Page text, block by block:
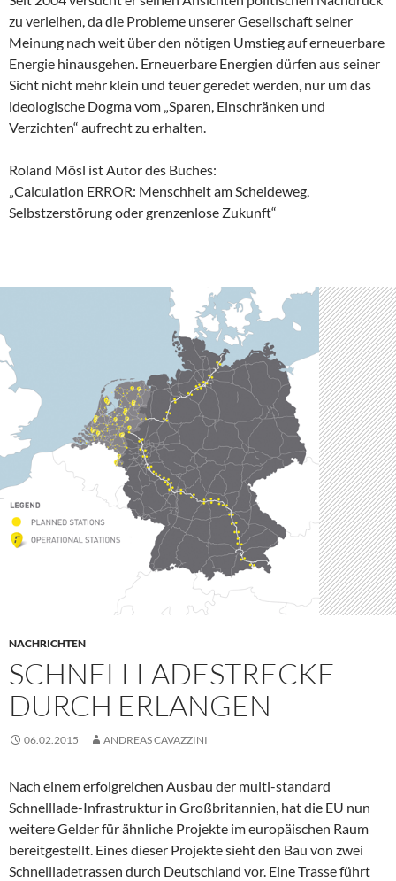
zu verleihen, da die Probleme unserer Gesellschaft seiner
Meinung nach weit über den nötigen Umstieg auf erneuerbare
Energie hinausgehen. Erneuerbare Energien dürfen aus seiner
Sicht nicht mehr klein und teuer geredet werden, nur um das
ideologische Dogma vom „Sparen, Einschränken und
Verzichten“ auf­recht zu erhalten.
Roland Mösl ist Autor des Buches:
„Calculation ERROR: Menschheit am Scheideweg,
Selbstzerstörung oder grenzenlose Zukunft“
NACHRICHTEN
SCHNELLLADESTRECKE
DURCH ERLANGEN
06.02.2015 ANDREAS CAVAZZINI
Nach einem erfolgreichen Ausbau der multi-standard
Schnelllade-Infrastruktur in Großbritannien, hat die EU nun
weitere Gelder für ähnliche Projekte im europäischen Raum
bereitgestellt. Eines dieser Projekte sieht den Bau von zwei
Schnellladetrassen durch Deutschland vor. Eine Trasse führt